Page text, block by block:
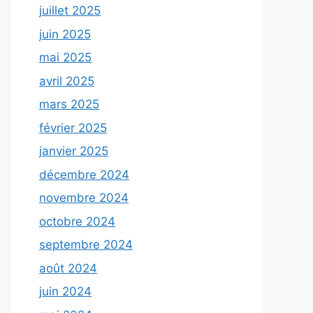
juillet 2025
juin 2025
mai 2025
avril 2025
mars 2025
février 2025
janvier 2025
décembre 2024
novembre 2024
octobre 2024
septembre 2024
août 2024
juin 2024